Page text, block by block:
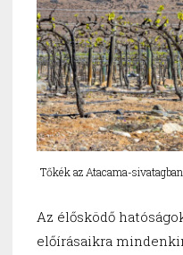
Tőkék az Atacama-
Az élősködő
előírásaikra